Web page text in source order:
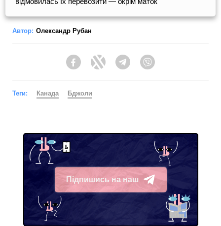
Автор: Олександр Рубан
FacebookTwitter Telegram
Теги: Канада Бджоли
Підпишись на наш
Telegram